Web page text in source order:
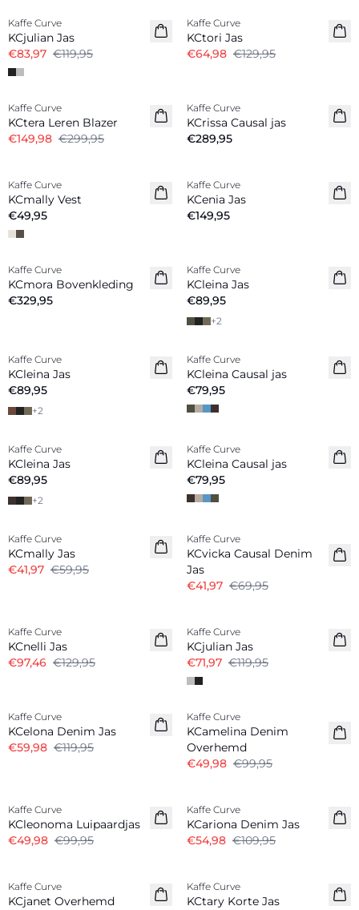
Kaffe Curve
KCjulian Jas
€83,97 €119,95
Kaffe Curve
KCtori Jas
€64,98 €129,95
-50%
Kaffe Curve
KCtera Leren Blazer
€149,98 €299,95
Nieuw
Kaffe Curve
KCrissa Causal jas
€289,95
Nieuw
Kaffe Curve
KCmally Vest
€49,95
Nieuw
Kaffe Curve
KCenia Jas
€149,95
Nieuw
Kaffe Curve
KCmora Bovenkleding
€329,95
Nieuw
Kaffe Curve
KCleina Jas
€89,95
+2
Nieuw
Kaffe Curve
KCleina Jas
€89,95
+2
Nieuw
Kaffe Curve
KCleina Causal jas
€79,95
Nieuw
Kaffe Curve
KCleina Jas
€89,95
+2
Nieuw
Kaffe Curve
KCleina Causal jas
€79,95
Kaffe Curve
KCmally Jas
€41,97 €59,95
Kaffe Curve
KCvicka Causal Denim
Jas
€41,97 €69,95
Kaffe Curve
KCnelli Jas
€97,46 €129,95
Kaffe Curve
KCjulian Jas
€71,97 €119,95
Kaffe Curve
KCelona Denim Jas
€59,98 €119,95
-50%
Kaffe Curve
KCamelina Denim
Overhemd
€49,98 €99,95
Kaffe Curve
KCleonoma Luipaardjas
€49,98 €99,95
Kaffe Curve
KCariona Denim Jas
€54,98 €109,95
Kaffe Curve
KCjanet Overhemd
Kaffe Curve
KCtary Korte Jas